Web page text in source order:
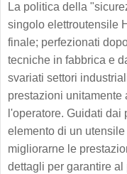
La politica della
singolo elettroutensile
finale; perfezionati
tecniche in fabbrica e
svariati settori
prestazioni unitamente
l'operatore. Guidati
elemento di un
migliorarne le
dettagli per garantire